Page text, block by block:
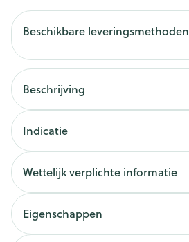
Beschikbare leveringsmethoden
Beschrijving
Indicatie
Wettelijk verplichte informatie
Eigenschappen